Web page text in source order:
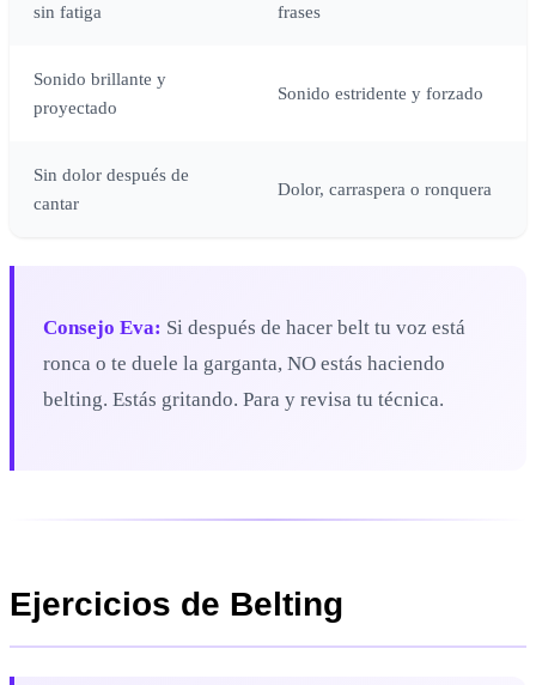
sin fatiga
frases
Sonido brillante y
proyectado
Sonido estridente y forzado
Sin dolor después de
cantar
Dolor, carraspera o ronquera
Consejo Eva: Si después de hacer belt tu voz está
ronca o te duele la garganta, NO estás haciendo
belting. Estás gritando. Para y revisa tu técnica.
Ejercicios de Belting